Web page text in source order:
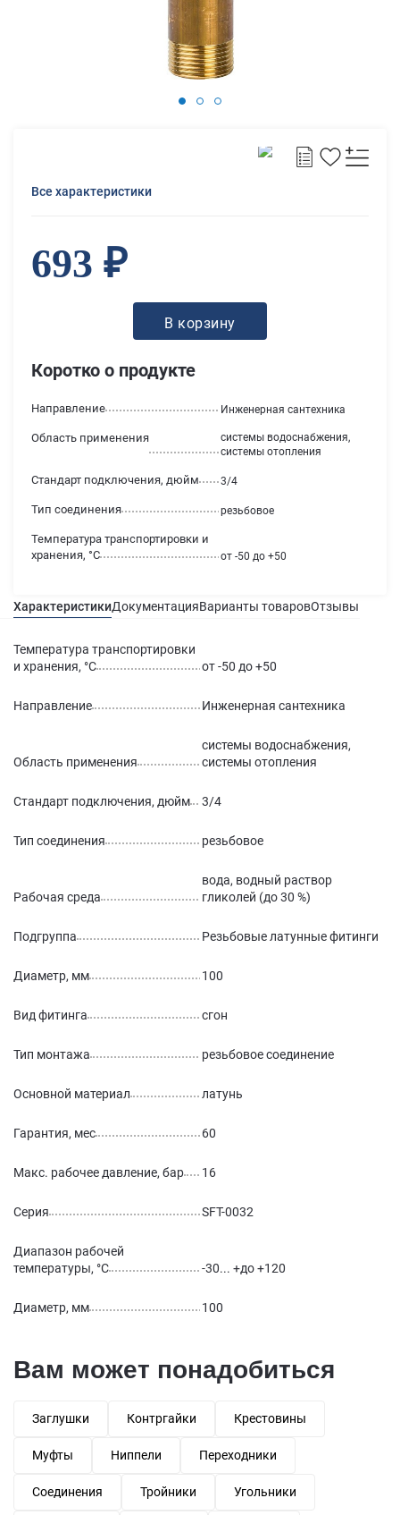
Коротко о продукте
Температура транспортировки и
хранения, °С
от -50 до +50
Направление Инженерная сантехника
Область применения
системы водоснабжения,
системы отопления
Стандарт подключения, дюйм 3/4
Тип соединения резьбовое
Все характеристики
693 ₽
В корзину
ХарактеристикиДокументацияВарианты товаровОтзывы
Температура транспортировки
и хранения, °С
от -50 до +50
Направление Инженерная сантехника
Область применения
системы водоснабжения,
системы отопления
Стандарт подключения, дюйм 3/4
Тип соединения резьбовое
Рабочая среда
вода, водный раствор
гликолей (до 30 %)
Подгруппа Резьбовые латунные фитинги
Диаметр, мм 100
Вид фитинга сгон
Тип монтажа резьбовое соединение
Основной материал латунь
Гарантия, мес 60
Макс. рабочее давление, бар 16
Серия SFT-0032
Диапазон рабочей
температуры, °С
-30... +до +120
Диаметр, мм 100
Вам может понадобиться
Заглушки Контргайки Крестовины
Муфты Ниппели Переходники
Соединения Тройники Угольники